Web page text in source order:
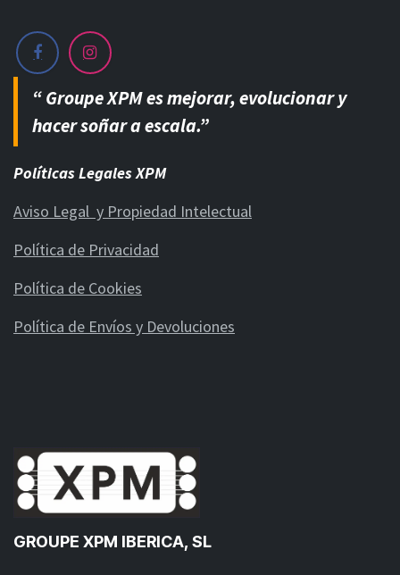
“ Groupe XPM es mejorar, evolucionar y
hacer soñar a escala.”
Políticas Legales XPM
Aviso Legal y Propiedad Intelectual
Política de Privacidad
Política de Cookies
Política de Envíos y Devoluciones
GROUPE XPM IBERICA, SL